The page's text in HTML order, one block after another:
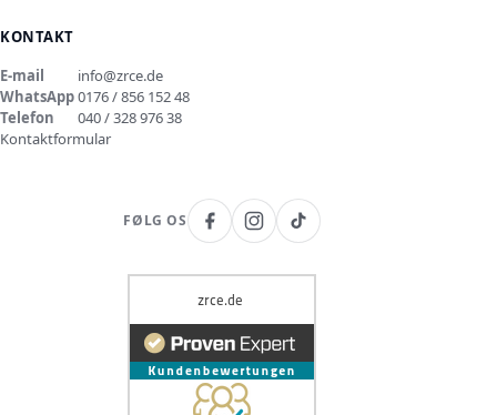
KONTAKT
E-mail
info@zrce.de
WhatsApp0176 / 856 152 48
Telefon
040 / 328 976 38
Kontaktformular
FØLG OS